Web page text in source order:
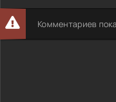
Комментариев